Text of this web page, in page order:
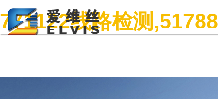
771122线路检测